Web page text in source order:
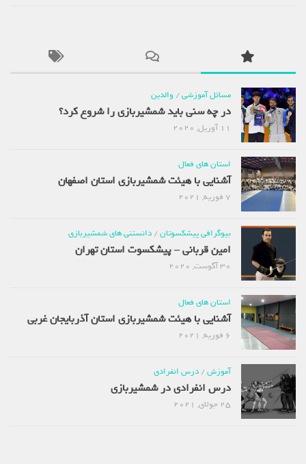
مسائل آموزشی/ والدین
در چه سنی باید شمشیربازی را شروع کرد؟
11 آوریل, 2020
استان های فعال
آشنایی با هیئت شمشیربازی استان اصفهان
7 فوریه, 2021
بیوگرافی پیشکسوتان/ دانستنی های شمشیربازی
امین قربانی – پیشکسوت استان تهران
30 آگوست, 2020
استان های فعال
آشنایی با هیئت شمشیربازی استان آذربایجان غربی
6 فوریه, 2021
آموزش/ درس انفرادی
درس انفرادی در شمشیربازی
25 جولای, 2021